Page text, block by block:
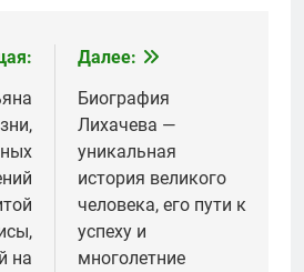
на
Далее:
Биография
Лихачева —
уникальная
история великого
человека, его пути к
успеху и
многолетние